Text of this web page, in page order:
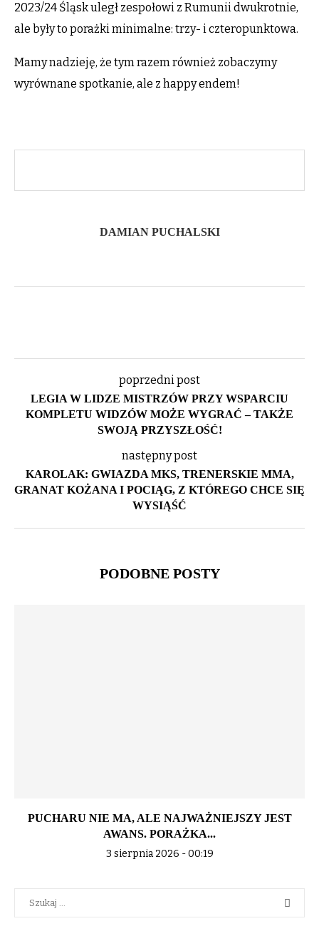
2023/24 Śląsk uległ zespołowi z Rumunii dwukrotnie,
ale były to porażki minimalne: trzy- i czteropunktowa.
Mamy nadzieję, że tym razem również zobaczymy
wyrównane spotkanie, ale z happy endem!
DAMIAN PUCHALSKI
poprzedni post
LEGIA W LIDZE MISTRZÓW PRZY WSPARCIU
KOMPLETU WIDZÓW MOŻE WYGRAĆ – TAKŻE
SWOJĄ PRZYSZŁOŚĆ!
następny post
KAROLAK: GWIAZDA MKS, TRENERSKIE MMA,
GRANAT KOŻANA I POCIĄG, Z KTÓREGO CHCE SIĘ
WYSIĄŚĆ
PODOBNE POSTY
PUCHARU NIE MA, ALE NAJWAŻNIEJSZY JEST
AWANS. PORAŻKA...
3 sierpnia 2026 - 00:19